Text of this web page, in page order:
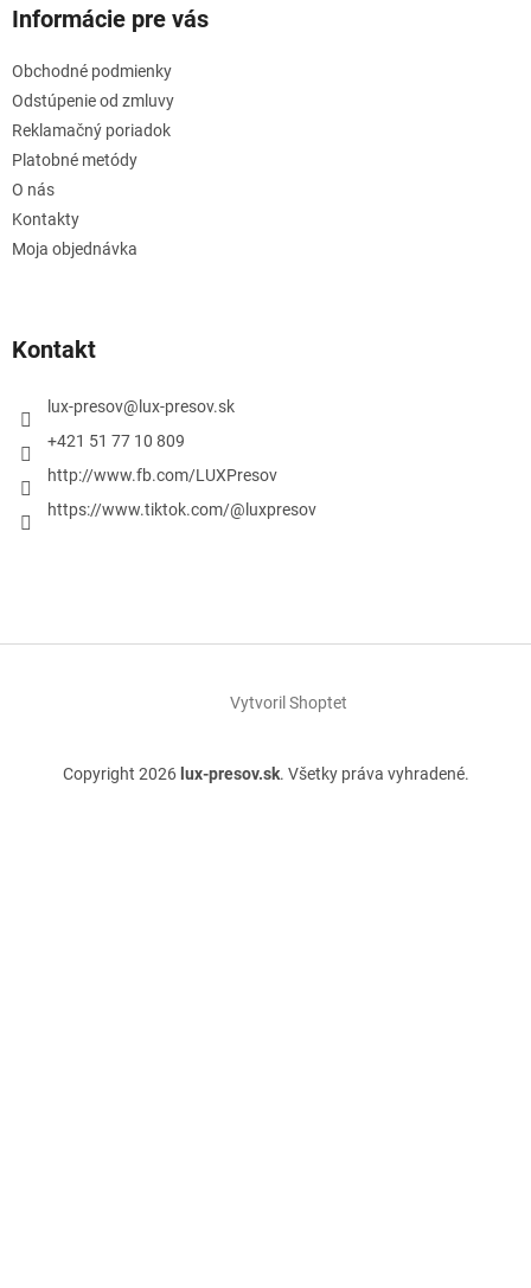
Informácie pre vás
Obchodné podmienky
Odstúpenie od zmluvy
Reklamačný poriadok
Platobné metódy
O nás
Kontakty
Moja objednávka
Kontakt
lux-presov@ lux-presov.sk
+421 51 77 10 809
http://www.fb.com/LUXPresov
https://www.tiktok.com/@luxpresov
Vytvoril Shoptet
Copyright 2026 lux-presov.sk. Všetky práva vyhradené.